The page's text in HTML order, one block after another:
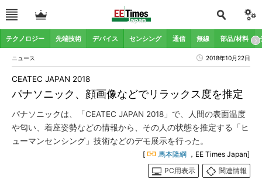
テクノロジー 先端技術 デバイス センシング 通信 無線 部品/材料
ニュース 2018年10月22日
パナソニック、顔画像などでリラックス度を推定
CEATEC JAPAN 2018
パナソニックは、「CEATEC JAPAN 2018」で、人間の表面温度
や匂い、着座姿勢などの情報から、その人の状態を推定する「ヒ
ューマンセンシング」技術などのデモ展示を行った。
[ 馬本隆綱 ，EE Times Japan]
PC用表示
関連情報